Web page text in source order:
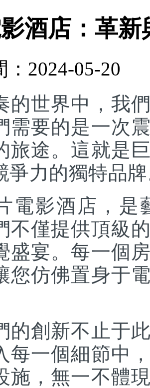
酒店：革
：2024-05-20
的世界中，我
需要的是一次
旅途。這就是
爭力的獨特品
影酒店，是
不僅提供頂級
盛宴。每一個
您仿佛置身于
創新不止于此
每一個細節中
施，無一不體